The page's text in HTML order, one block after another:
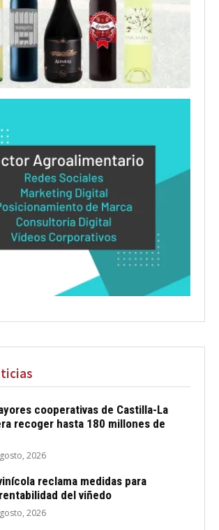
cooperativas de Castilla-La
recoger hasta 180 millones de
2026
reclama medidas para
del viñedo
2026